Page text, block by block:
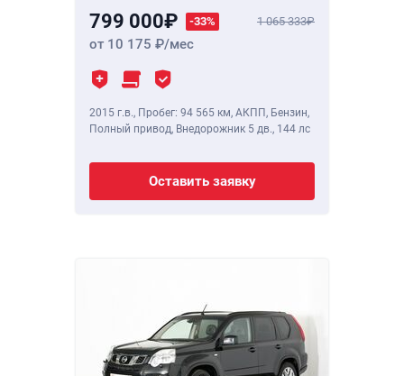
799 000 -33% 1 065 333
от 10 175 /мес
2015 г.в., Пробег: 94 565 км, АКПП, Бензин,
Полный привод, Внедорожник 5 дв., 144 лс
Оставить заявку